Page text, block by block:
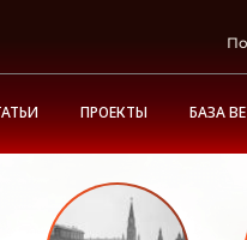
ПРОЕКТЫ БАЗА